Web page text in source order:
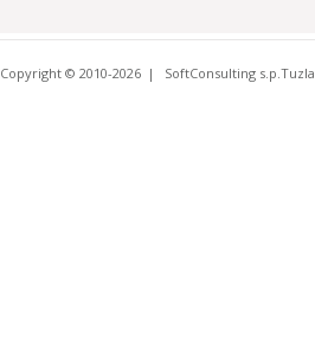
Copyright © 2010-2026 SoftConsulting s.p.Tuzla